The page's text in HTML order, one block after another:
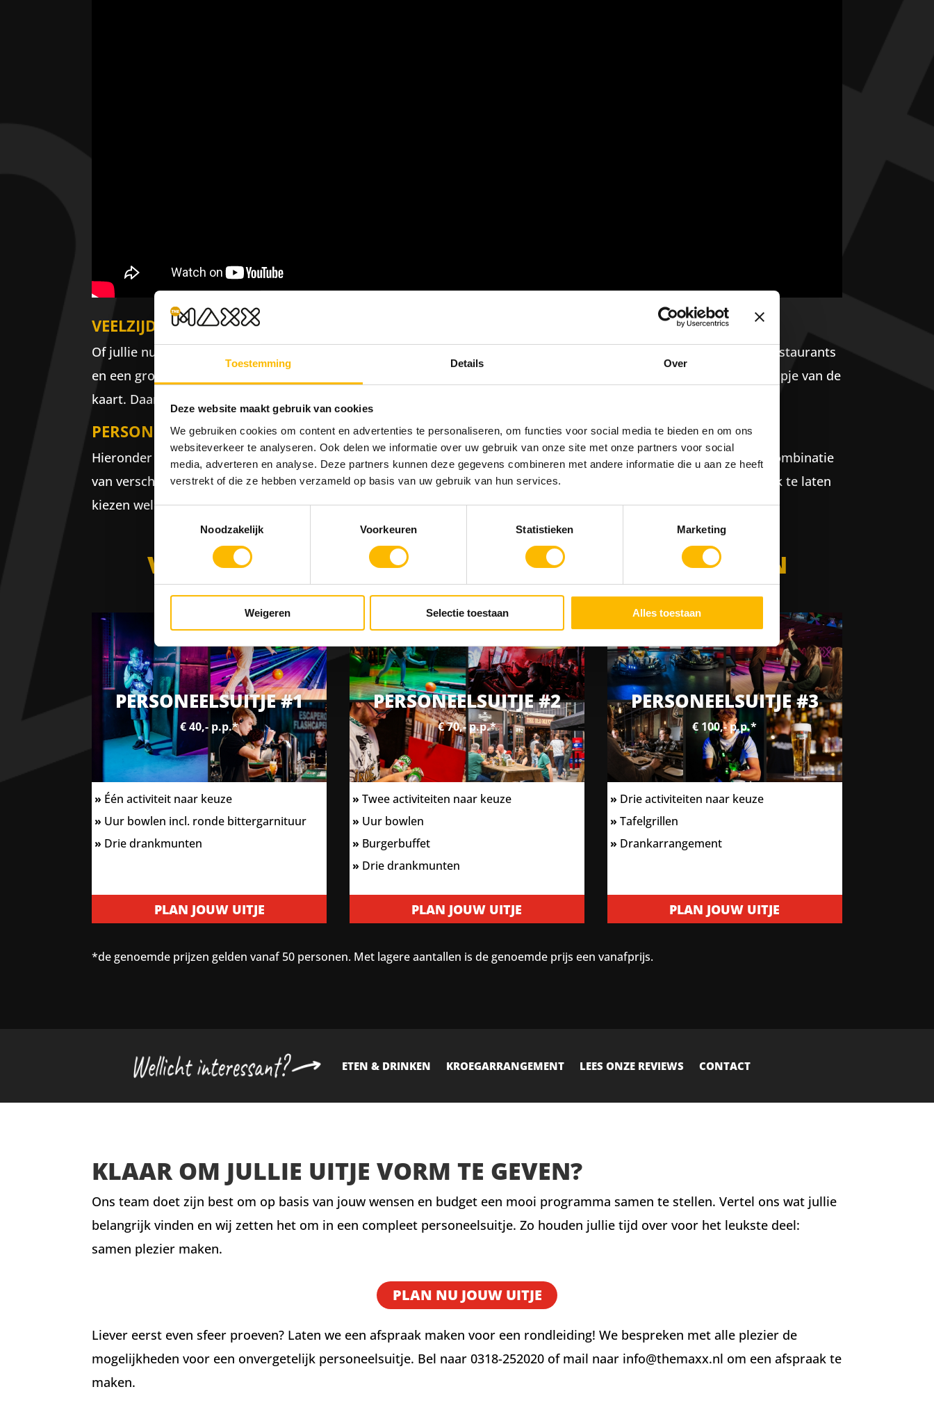
Toestemming Details Over
Deze website maakt gebruik van cookies
We gebruiken cookies om content en advertenties te personaliseren, om functies voor social media te bieden en om ons
websiteverkeer te analyseren. Ook delen we informatie over uw gebruik van onze site met onze partners voor social
media, adverteren en analyse. Deze partners kunnen deze gegevens combineren met andere informatie die u aan ze heeft
verstrekt of die ze hebben verzameld op basis van uw gebruik van hun services.
Noodzakelijk
Voorkeuren Statistieken Marketing
Weigeren Selectie toestaan Alles toestaan
VEELZIJDIGE HORECA
Of jullie nu uitgebreid willen dineren of juist tussendoor iets willen eten: bij The Maxx kan het allemaal. Met twee restaurants
en een groot horecaplein is er altijd een plek waar jullie kunnen aanschuiven voor tafelgrillen, een drankje of een hapje van de
kaart. Daarnaast staat van maart t/m september ons ruime terras klaar voor een gezellige barbecue.
PERSONEELSFEEST OP MAAT
Hieronder staat een overzicht van een aantal voorbeeldarrangementen. Echter is alles mogelijk, bijvoorbeeld een combinatie
van verschillende activiteiten. Het is mogelijk om allemaal hetzelfde programma te volgen of je collega’s afzonderlijk te laten
kiezen welke activiteit(en) ze willen doen.
VOORBEELDARRANGEMENTEN VOOR SUPERMARKTEN
PERSONEELSUITJE #1
€ 40,- p.p.*
» Één activiteit naar keuze
» Uur bowlen incl. ronde bittergarnituur
» Drie drankmunten
PLAN JOUW UITJE
PERSONEELSUITJE #2
€ 70,- p.p.*
» Twee activiteiten naar keuze
» Uur bowlen
» Burgerbuffet
» Drie drankmunten
PLAN JOUW UITJE
PERSONEELSUITJE #3
€ 100,- p.p.*
» Drie activiteiten naar keuze
» Tafelgrillen
» Drankarrangement
PLAN JOUW UITJE
*de genoemde prijzen gelden vanaf 50 personen. Met lagere aantallen is de genoemde prijs een vanafprijs.
ETEN & DRINKEN KROEGARRANGEMENT LEES ONZE REVIEWS CONTACT
KLAAR OM JULLIE UITJE VORM TE GEVEN?
Ons team doet zijn best om op basis van jouw wensen en budget een mooi programma samen te stellen. Vertel ons wat jullie
belangrijk vinden en wij zetten het om in een compleet personeelsuitje. Zo houden jullie tijd over voor het leukste deel:
samen plezier maken.
PLAN NU JOUW UITJE
Liever eerst even sfeer proeven? Laten we een afspraak maken voor een rondleiding! We bespreken met alle plezier de
mogelijkheden voor een onvergetelijk personeelsuitje. Bel naar 0318-252020 of mail naar info@themaxx.nl om een afspraak te
maken.